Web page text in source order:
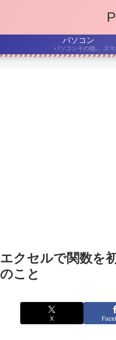
パソコン
パソコンその他デジタル機器の、持ち込み修理・出張修理について書いています。
エクセルで関数を
のこと
X